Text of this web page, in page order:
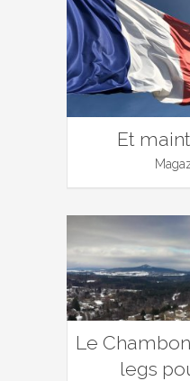
Et
Le
legs